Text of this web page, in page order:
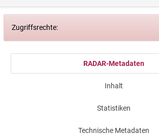
Zugriffsrechte:
RADAR-Metadaten
Inhalt
Statistiken
Technische Metadaten